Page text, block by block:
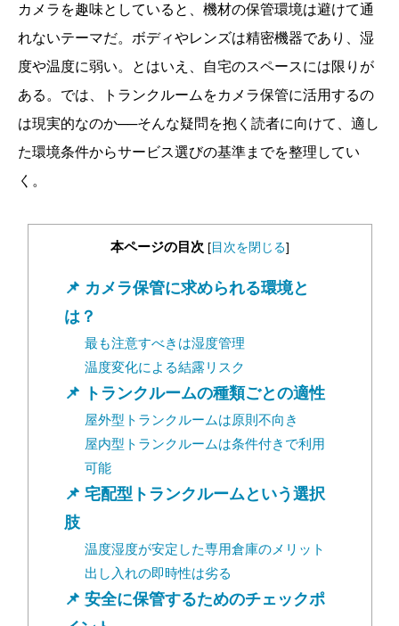
カメラを趣味としていると、機材の保管環境は避けて通
れないテーマだ。ボディやレンズは精密機器であり、湿
度や温度に弱い。とはいえ、自宅のスペースには限りが
ある。では、トランクルームをカメラ保管に活用するの
は現実的なのか──そんな疑問を抱く読者に向けて、適し
た環境条件からサービス選びの基準までを整理してい
く。
本ページの目次 [目次を閉じる]
カメラ保管に求められる環境と
は？
最も注意すべきは湿度管理
温度変化による結露リスク
トランクルームの種類ごとの適性
屋外型トランクルームは原則不向き
屋内型トランクルームは条件付きで利用
可能
宅配型トランクルームという選択
肢
温度湿度が安定した専用倉庫のメリット
出し入れの即時性は劣る
安全に保管するためのチェックポ